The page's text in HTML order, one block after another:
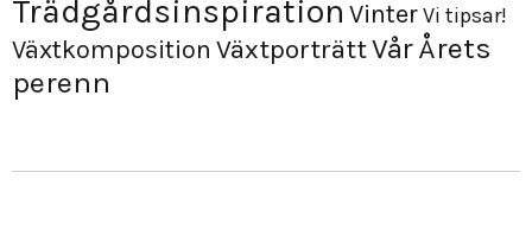
Trädgårdsinspiration VinterVi tipsar!
Växtkomposition VäxtporträttVårÅrets
perenn